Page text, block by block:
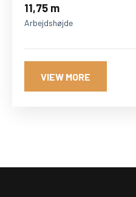
11,75 m
Arbejdshøjde
VIEW MORE